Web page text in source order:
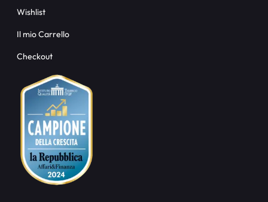
Wishlist
Il mio Carrello
Checkout